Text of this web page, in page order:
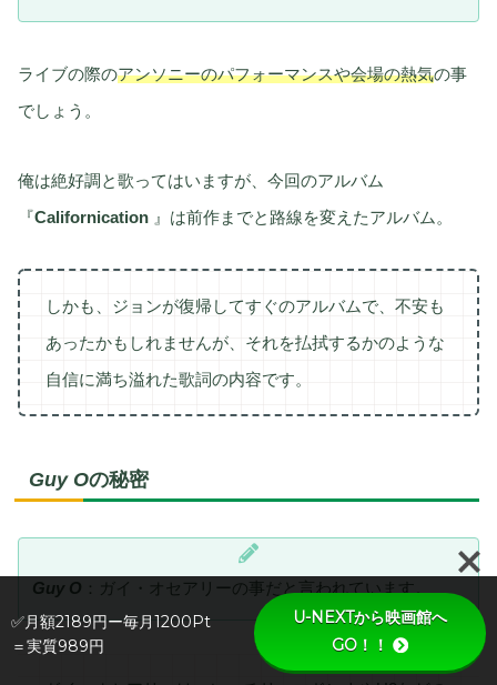
ライブの際のアンソニーのパフォーマンスや会場の熱気の事
でしょう。
俺は絶好調と歌ってはいますが、今回のアルバム
『Californication 』は前作までと路線を変えたアルバム。
しかも、ジョンが復帰してすぐのアルバムで、不安も
あったかもしれませんが、それを払拭するかのような
自信に満ち溢れた歌詞の内容です。
Guy Oの秘密
Guy O ：ガイ・オセアリーの事だと言われています。
✅月額2189円ー毎月1200Pt
＝実質989円
U-NEXTから映画館へ
GO！！